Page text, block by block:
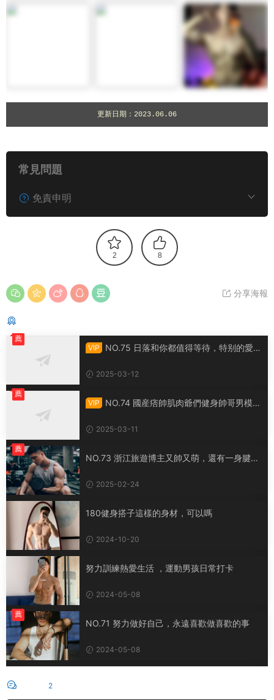
更新日期：2023.06.06
常見問題
免責申明
2 8
分享海報
VIP
NO.75 日落和你都值得等待，特别的愛給
2025-03-12
薦
VIP
NO.74 國産痞帥肌肉爺們健身帥哥男模體
2025-03-11
薦
NO.73 浙江旅遊博主又帥又萌，還有一身腱子
2025-02-24
薦
180健身搭子這樣的身材，可以嗎
2024-10-20
努力訓練熱愛生活 ，運動男孩日常打卡
2024-05-08
NO.71 努力做好自己，永遠喜歡做喜歡的事
2024-05-08
薦
2